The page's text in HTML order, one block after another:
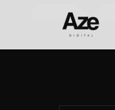
AZE DIGITAL ·